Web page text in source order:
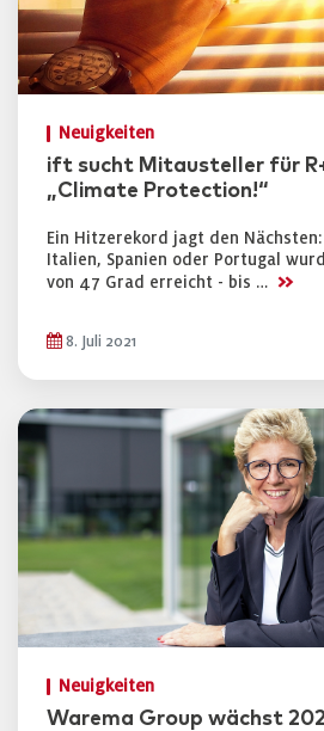
Neuigkeiten
ift sucht Mitausteller für
„Climate Protection!“
Ein Hitzerekord jagt den
Italien, Spanien oder Portugal
von 47 Grad erreicht - bis … >>
8. Juli 2021
Neuigkeiten
Warema Group wächst